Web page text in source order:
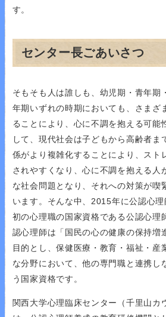
す。
センター長ごあいさつ
そもそも人は誰しも、幼児期・青年期
年期いずれの時期においても、さまざ
ることにより、心に不調を抱える可能
して、現代社会は子どもから高齢者ま
係がより複雑化することにより、スト
されやすくなり、心に不調を抱える人
な社会問題となり、それへの対策が喫
います。そんな中、2015年に公認心
初の心理職の国家資格である公認心理
認心理師は「国民の心の健康の保持増
目的とし、保健医療・教育・福祉・産
な分野において、他の専門職と連携し
う国家資格です。
関西大学心理臨床センター（千里山カ